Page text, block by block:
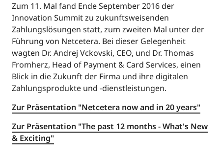
Zum 11. Mal fand Ende September 2016 der
Innovation Summit zu zukunftsweisenden
Zahlungslösungen statt, zum zweiten Mal unter der
Führung von Netcetera. Bei dieser Gelegenheit
wagten Dr. Andrej Vckovski, CEO, und Dr. Thomas
Fromherz, Head of Payment & Card Services, einen
Blick in die Zukunft der Firma und ihre digitalen
Zahlungsprodukte und -dienstleistungen.
Zur Präsentation "Netcetera now and in 20 years"
Zur Präsentation "The past 12 months - What's New
& Exciting"